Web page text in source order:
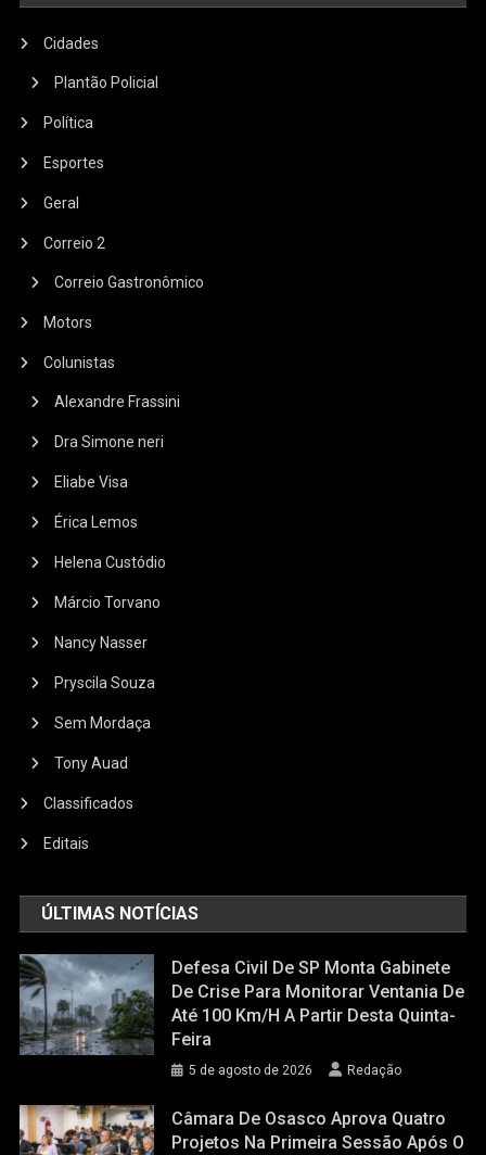
Cidades
Plantão Policial
Política
Esportes
Geral
Correio 2
Correio Gastronômico
Motors
Colunistas
Alexandre Frassini
Dra Simone neri
Eliabe Visa
Érica Lemos
Helena Custódio
Márcio Torvano
Nancy Nasser
Pryscila Souza
Sem Mordaça
Tony Auad
Classificados
Editais
ÚLTIMAS NOTÍCIAS
Defesa Civil De SP Monta Gabinete
De Crise Para Monitorar Ventania De
Até 100 Km/h A Partir Desta Quinta-
Feira
5 de agosto de 2026 Redação
Câmara De Osasco Aprova Quatro
Projetos Na Primeira Sessão Após O